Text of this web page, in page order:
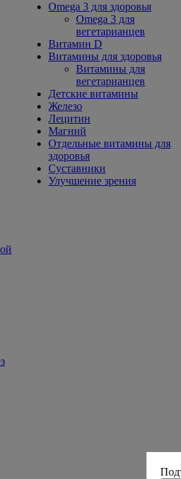
Omega 3 для здоровья
Omega 3 для
вегетарианцев
Витамин D
Витамины для здоровья
Витамины для
вегетарианцев
Детские витамины
Железо
Лецитин
Магний
Отдельные витамины для
здоровья
Суставники
Улучшение зрения